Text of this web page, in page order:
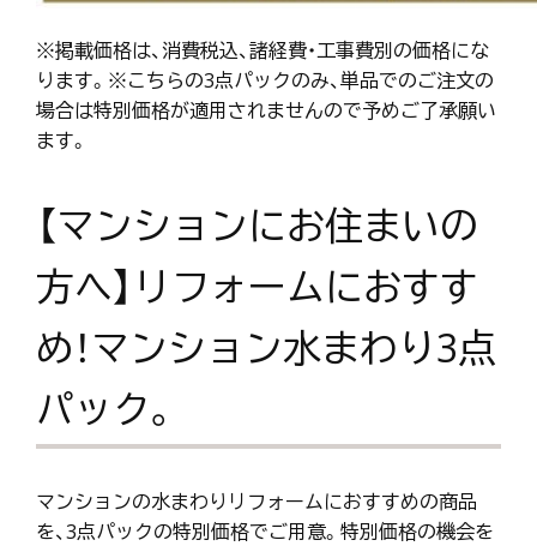
※掲載価格は、消費税込、諸経費・工事費別の価格にな
ります。※こちらの3点パックのみ、単品でのご注文の
場合は特別価格が適用されませんので予めご了承願い
ます。
【マンションにお住まいの
方へ】リフォームにおすす
め！マンション水まわり3点
パック。
マンションの水まわりリフォームにおすすめの商品
を、3点パックの特別価格でご用意。特別価格の機会を